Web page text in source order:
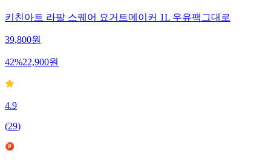
키친아트 라팔 스퀘어 요거트메이커 1L 우유팩그대로
39,800원
42%22,900원
4.9
(29)